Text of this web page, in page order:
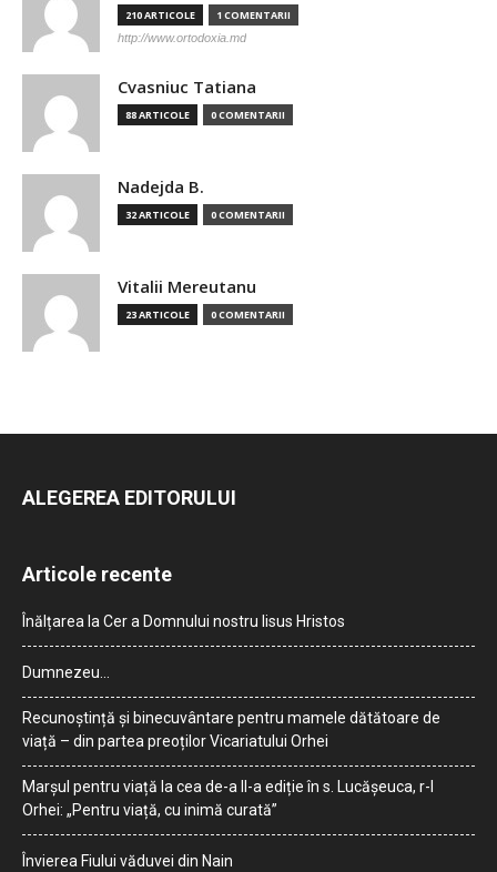
210 ARTICOLE 1 COMENTARII
http://www.ortodoxia.md
Cvasniuc Tatiana
88 ARTICOLE 0 COMENTARII
Nadejda B.
32 ARTICOLE 0 COMENTARII
Vitalii Mereutanu
23 ARTICOLE 0 COMENTARII
ALEGEREA EDITORULUI
Articole recente
Înălțarea la Cer a Domnului nostru Iisus Hristos
Dumnezeu…
Recunoștință și binecuvântare pentru mamele dătătoare de
viață – din partea preoților Vicariatului Orhei
Marșul pentru viață la cea de-a II-a ediție în s. Lucășeuca, r-l
Orhei: „Pentru viață, cu inimă curată”
Învierea Fiului văduvei din Nain